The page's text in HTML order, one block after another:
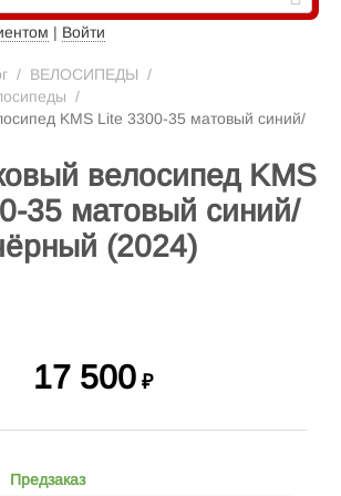
| Войти
/ ВЕЛОСИПЕДЫ /
/
KMS Lite 3300-35 матовый синий/
велосипед KMS
35 матовый синий/
(2024)
17 500 ₽
Предзаказ